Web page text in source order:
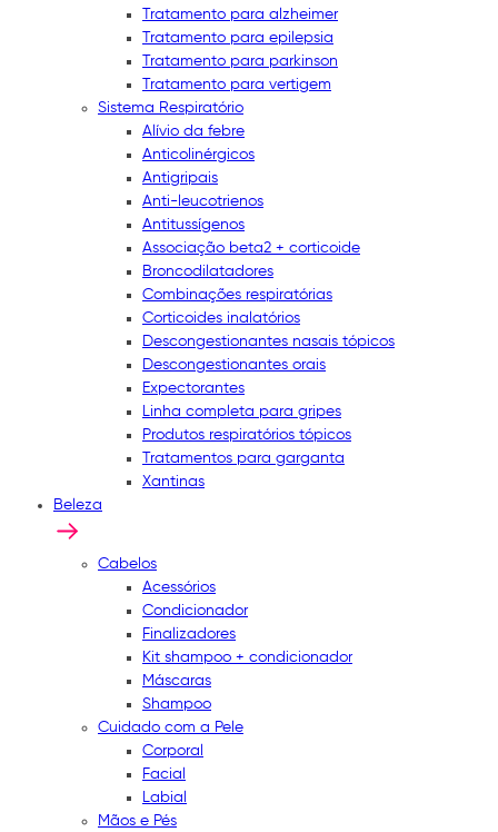
Tratamento para alzheimer
Tratamento para epilepsia
Tratamento para parkinson
Tratamento para vertigem
Sistema Respiratório
Alívio da febre
Anticolinérgicos
Antigripais
Anti-leucotrienos
Antitussígenos
Associação beta2 + corticoide
Broncodilatadores
Combinações respiratórias
Corticoides inalatórios
Descongestionantes nasais tópicos
Descongestionantes orais
Expectorantes
Linha completa para gripes
Produtos respiratórios tópicos
Tratamentos para garganta
Xantinas
Beleza
Cabelos
Acessórios
Condicionador
Finalizadores
Kit shampoo + condicionador
Máscaras
Shampoo
Cuidado com a Pele
Corporal
Facial
Labial
Mãos e Pés